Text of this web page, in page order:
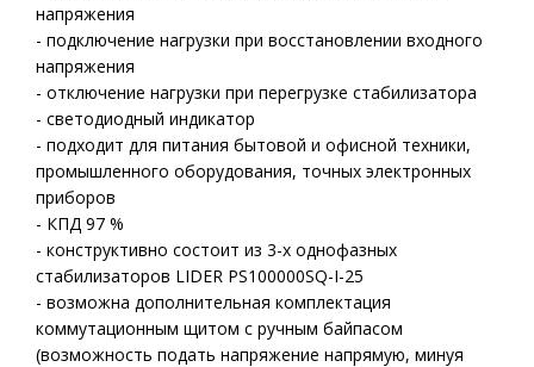
напряжения
- подключение нагрузки при восстановлении входного
напряжения
- отключение нагрузки при перегрузке стабилизатора
- светодиодный индикатор
- подходит для питания бытовой и офисной техники,
промышленного оборудования, точных электронных
приборов
- КПД 97 %
- конструктивно состоит из 3-х однофазных
стабилизаторов LIDER PS100000SQ-I-25
- возможна дополнительная комплектация
коммутационным щитом с ручным байпасом
(возможность подать напряжение напрямую, минуя